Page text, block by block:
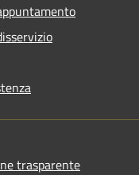
trasparente